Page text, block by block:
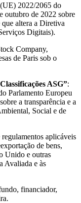
2022/2065 do
outubro de 2022 sobre
altera a Diretiva
Digitais).
Company,
de Paris sob o
ASG”:
Parlamento Europeu
a transparência e a
Social e de
regulamentos aplicáveis
de bens,
Unido e outras
Avaliada e às
financiador,